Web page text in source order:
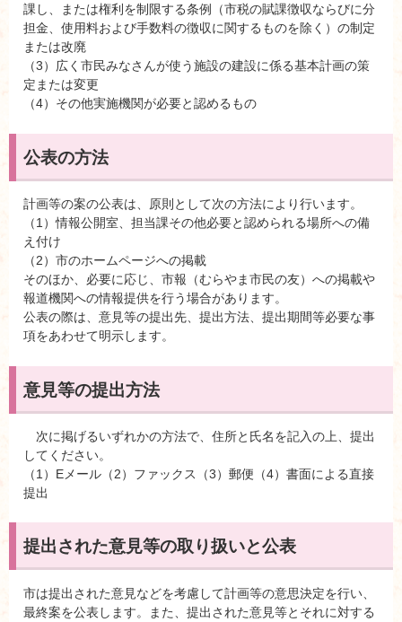
課し、または権利を制限する条例（市税の賦課徴収ならびに分
担金、使用料および手数料の徴収に関するものを除く）の制定
または改廃
（3）広く市民みなさんが使う施設の建設に係る基本計画の策
定または変更
（4）その他実施機関が必要と認めるもの
公表の方法
計画等の案の公表は、原則として次の方法により行います。
（1）情報公開室、担当課その他必要と認められる場所への備
え付け
（2）市のホームページへの掲載
そのほか、必要に応じ、市報（むらやま市民の友）への掲載や
報道機関への情報提供を行う場合があります。
公表の際は、意見等の提出先、提出方法、提出期間等必要な事
項をあわせて明示します。
意見等の提出方法
次に掲げるいずれかの方法で、住所と氏名を記入の上、提出
してください。
（1）Eメール（2）ファックス（3）郵便（4）書面による直接
提出
提出された意見等の取り扱いと公表
市は提出された意見などを考慮して計画等の意思決定を行い、
最終案を公表します。また、提出された意見等とそれに対する